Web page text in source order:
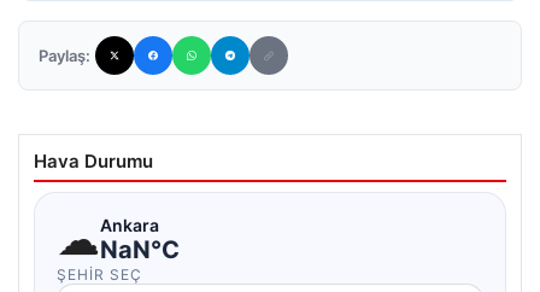
Paylaş:
Hava Durumu
☁Ankara
NaN°C
ŞEHIR SEÇ